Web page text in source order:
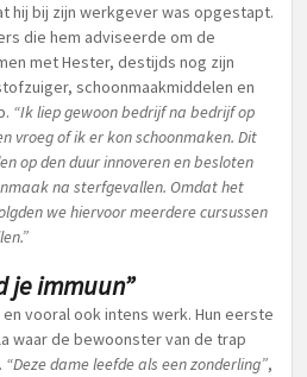
hij bij zijn werkgever was opgestapt.
die hem adviseerde om de
met Hester, destijds nog zijn
schoonmaakmiddelen en
“Ik liep gewoon bedrijf na bedrijf op
vroeg of ik er kon schoonmaken. Dit
op den duur innoveren en besloten
na sterfgevallen. Omdat het
we hiervoor meerdere cursussen
je immuun”
vooral ook intens werk. Hun eerste
waar de bewoonster van de trap
“Deze dame leefde als een zonderling”,